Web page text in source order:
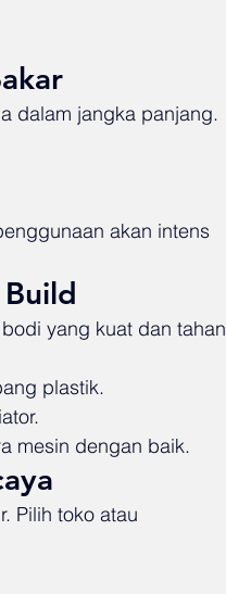
dalam jangka panjang.
akan intens
yang kuat dan tahan
plastik.
mesin dengan baik.
Pilih toko atau